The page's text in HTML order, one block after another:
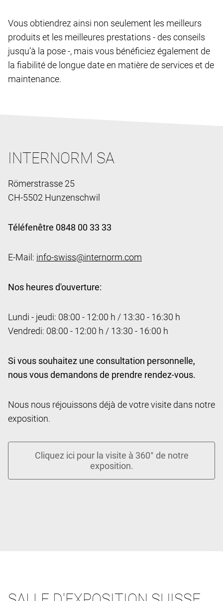
Vous obtiendrez ainsi non seulement les meilleurs
produits et les meilleures prestations - des conseils
jusqu’à la pose -, mais vous bénéficiez également de
la fiabilité de longue date en matière de services et de
maintenance.
INTERNORM SA
Römerstrasse 25
CH-5502 Hunzenschwil
Téléfenêtre 0848 00 33 33
E-Mail: info-swiss@internorm.com
Nos heures d'ouverture:
Lundi - jeudi: 08:00 - 12:00 h / 13:30 - 16:30 h
Vendredi: 08:00 - 12:00 h / 13:30 - 16:00 h
Si vous souhaitez une consultation personnelle,
nous vous demandons de prendre rendez-vous.
Nous nous réjouissons déjà de votre visite dans notre
exposition.